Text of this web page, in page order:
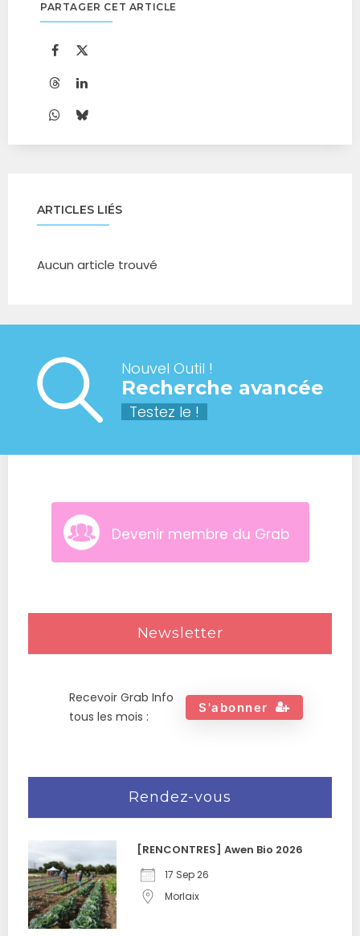
PARTAGER CET ARTICLE
ARTICLES LIÉS
Aucun article trouvé
Nouvel Outil !
Recherche avancée
Testez le !
Devenir membre du Grab
Newsletter
Recevoir Grab Info
tous les mois :
S'abonner
Rendez-vous
[RENCONTRES] Awen Bio 2026
17 Sep 26
Morlaix